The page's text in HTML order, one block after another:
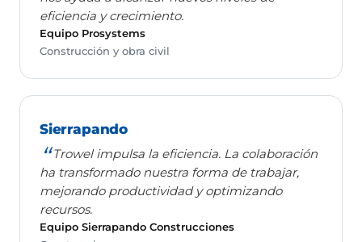
eficiencia y crecimiento.
Equipo Prosystems
Construcción y obra civil
Sierrapando
Trowel impulsa la eficiencia. La colaboración
ha transformado nuestra forma de trabajar,
mejorando productividad y optimizando
recursos.
Equipo Sierrapando Construcciones